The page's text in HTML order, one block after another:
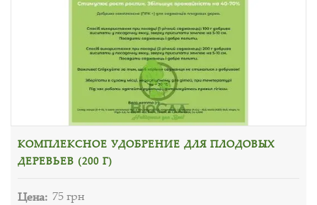
КОМПЛЕКСНОЕ УДОБРЕНИЕ ДЛЯ ПЛОДОВЫХ
ДЕРЕВЬЕВ (200 Г)
Цена: 75 грн